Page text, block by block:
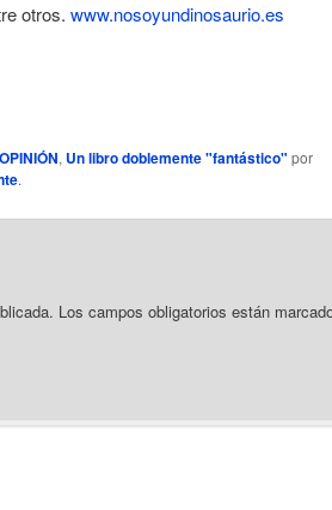
otros.www.nosoyundinosaurio.es
, Un libro doblemente "fantástico" por
.
Los campos obligatorios están